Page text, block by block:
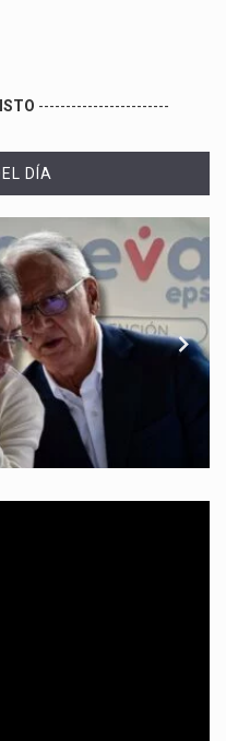
------------------------
DÍA